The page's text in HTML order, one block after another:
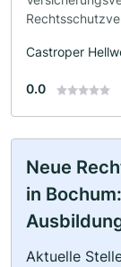
Castroper
0.0
Neue
in
Aktuelle